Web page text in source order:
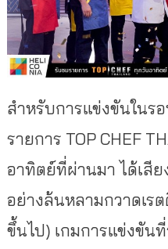
สำหรับการแข่งขันในร
รายการ TOP CHEF
อาทิตย์ที่ผ่านมา ได้เสี
อย่างล้นหลามกวาดเร
ขึ้นไป) เกมการแข่งขัน